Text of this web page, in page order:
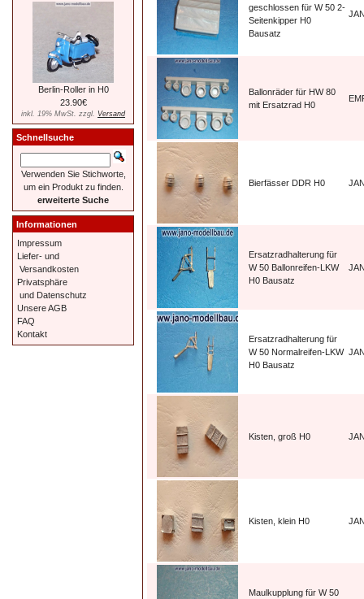
geschlossen für W 50 2-
Seitenkipper H0
Bausatz
Ballonräder für HW 80
mit Ersatzrad H0
Bierfässer DDR H0
Ersatzradhalterung für
W 50 Ballonreifen-LKW
H0 Bausatz
Ersatzradhalterung für
W 50 Normalreifen-LKW
H0 Bausatz
Kisten, groß H0
Kisten, klein H0
Maulkupplung für W 50
Berlin-Roller in H0
23.90€
inkl. 19% MwSt. zzgl. Versand
Schnellsuche
Verwenden Sie Stichworte,
um ein Produkt zu finden.
erweiterte Suche
Informationen
Impressum
Liefer- und
Versandkosten
Privatsphäre
und Datenschutz
Unsere AGB
FAQ
Kontakt